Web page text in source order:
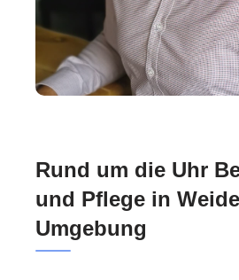
Rund um die Uhr
und Pflege in
Umgebung